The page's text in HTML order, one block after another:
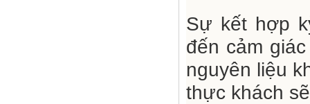
Sự kết hợp
đến cảm
nguyên liệu
thực khách